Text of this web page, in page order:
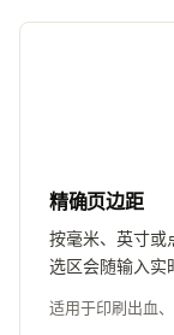
精确页边距
按毫米、英寸或
选区会随输入实
适用于印刷出血